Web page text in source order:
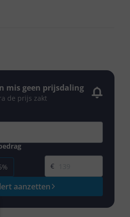
mis geen prijsdaling
de prijs zakt
Gewenste prijs
€
aanzetten